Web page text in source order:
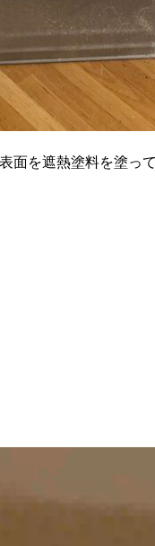
面を遮熱塗料を塗っ